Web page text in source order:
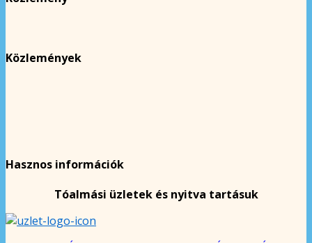
Közlemények
Hasznos információk
Tóalmási üzletek és nyitva tartásuk